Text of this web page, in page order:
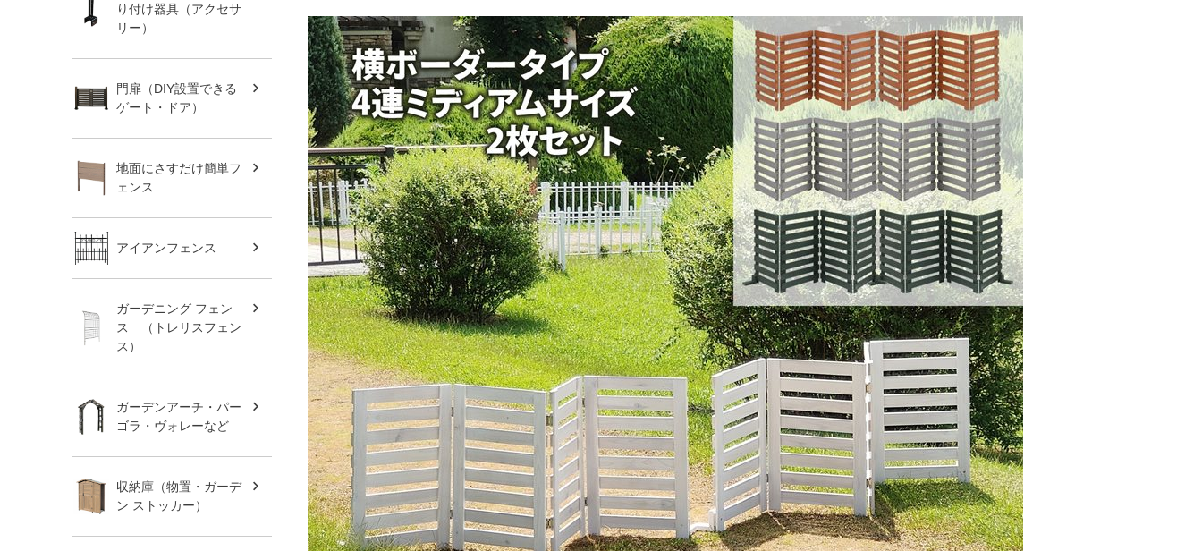
り付け器具（アクセサ
リー）
門扉（DIY設置できる
ゲート・ドア）
地面にさすだけ簡単フ
ェンス
アイアンフェンス
ガーデニング フェン
ス （トレリスフェン
ス）
ガーデンアーチ・パー
ゴラ・ヴォレーなど
収納庫（物置・ガーデ
ン ストッカー）